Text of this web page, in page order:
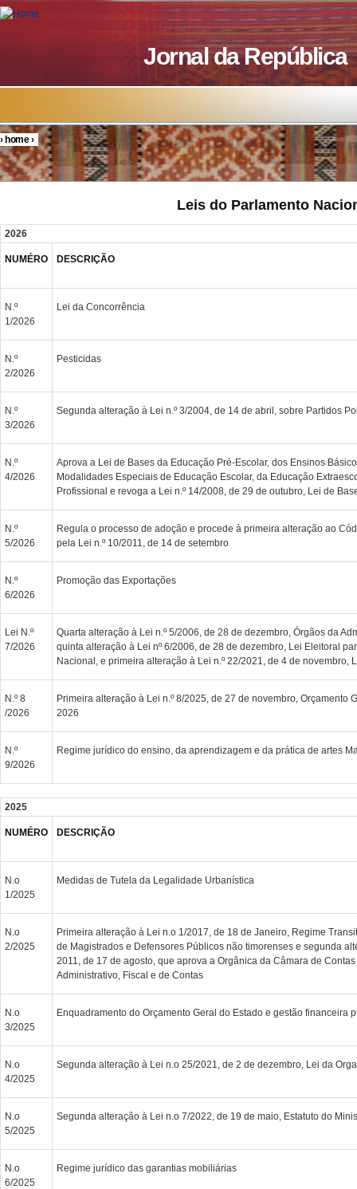
Skip to main content
Jornal da República
You are here
›home›
Leis do Parlamento
2026
NUMÉRO DESCRIÇÃO
N.º
1/2026
Lei da Concorrência
N.º
2/2026
Pesticidas
N.º
3/2026
Segunda alteração à Lei n.º 3/2004, de 14 de abril, sobre Partidos
N.º
4/2026
Aprova a Lei de Bases da Educação Pré-Escolar, dos Ensinos
Modalidades Especiais de Educação Escolar, da Educação
Profissional e revoga a Lei n.º 14/2008, de 29 de outubro, Lei de
N.º
5/2026
Regula o processo de adoção e procede à primeira alteração ao
pela Lei n.º 10/2011, de 14 de setembro
N.º
6/2026
Promoção das Exportações
Lei N.º
7/2026
Quarta alteração à Lei n.º 5/2006, de 28 de dezembro, Órgãos da
quinta alteração à Lei nº 6/2006, de 28 de dezembro, Lei Eleitoral
Nacional, e primeira alteração à Lei n.º 22/2021, de 4 de novembro,
N.º 8
/2026
Primeira alteração à Lei n.º 8/2025, de 27 de novembro, Orçamento
2026
N.º
9/2026
Regime jurídico do ensino, da aprendizagem e da prática de artes
2025
NUMÉRO DESCRIÇÃO
N.o
1/2025
Medidas de Tutela da Legalidade Urbanística
N.o
2/2025
Primeira alteração à Lei n.o 1/2017, de 18 de Janeiro, Regime
de Magistrados e Defensores Públicos não timorenses e segunda
2011, de 17 de agosto, que aprova a Orgânica da Câmara de
Administrativo, Fiscal e de Contas
N.o
3/2025
Enquadramento do Orçamento Geral do Estado e gestão financeira
N.o
4/2025
Segunda alteração à Lei n.o 25/2021, de 2 de dezembro, Lei da
N.o
5/2025
Segunda alteração à Lei n.o 7/2022, de 19 de maio, Estatuto do
N.o
6/2025
Regime jurídico das garantias mobiliárias